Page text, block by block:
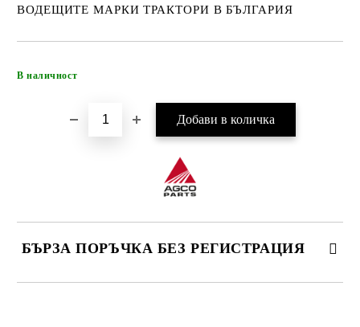
ВОДЕЩИТЕ МАРКИ ТРАКТОРИ В БЪЛГАРИЯ
В наличност
БЪРЗА ПОРЪЧКА БЕЗ РЕГИСТРАЦИЯ